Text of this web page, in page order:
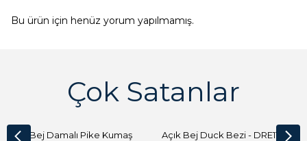
Bu ürün için henüz yorum yapılmamış.
Çok Satanlar
Açık Bej Damalı Pike Kumaş Açık Bej Duck Bezi - DRE1144 Kumaş Peçete